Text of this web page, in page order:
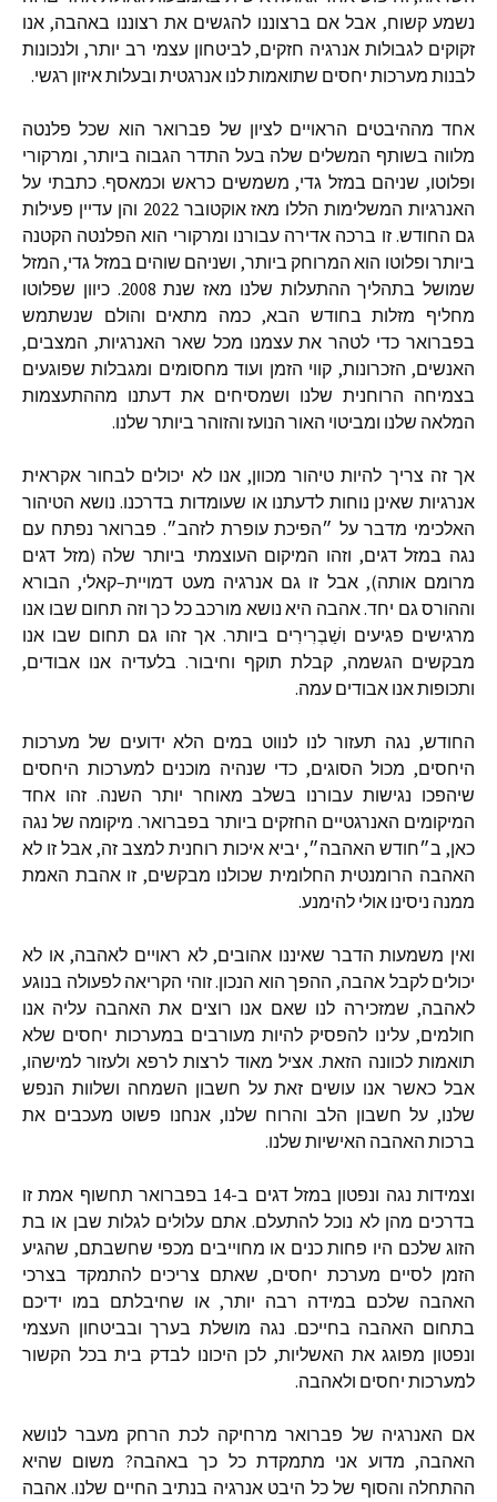
נשמע קשוח, אבל אם ברצוננו להגשים את רצוננו באהבה, אנו
זקוקים לגבולות אנרגיה חזקים,לביטחון עצמי רב יותר, ולנכונות
לבנות מערכות יחסים שתואמותלנו אנרגטית ובעלותאיזון רגשי.
אחד מההיבטים הראויים לציון של פברואר הוא שכל פלנטה
מלווה בשותף המשלים שלה בעל התדר הגבוה ביותר, ומרקורי
ופלוטו, שניהם במזל גדי, משמשים כראש וכמאסף.כתבתי על
האנרגיות המשלימות הללו מאז אוקטובר 2022 והן עדיין פעילות
גם החודש.זו ברכה אדירה עבורנו ומרקורי הוא הפלנטה הקטנה
ביותר ופלוטו הוא המרוחק ביותר, ושניהם שוהים במזל גדי, המזל
שמושל בתהליך ההתעלות שלנו מאז שנת2008. כיוון שפלוטו
מחליף מזלות בחודש הבא, כמה מתאים והולם שנשתמש
בפברואר כדי לטהר את עצמנו מכל שאר האנרגיות, המצבים,
האנשים, הזכרונות, קווי הזמן ועוד מחסומים ומגבלות שפוגעים
בצמיחה הרוחנית שלנו ושמסיחים את דעתנו מההתעצמות
המלאה שלנו ומביטוי האור הנועז והזוהר ביותר שלנו.
אך זה צריך להיות טיהור מכוון,אנו לא יכולים לבחור אקראית
אנרגיות שאינן נוחות לדעתנו או שעומדות בדרכנו. נושא הטיהור
האלכימי מדבר על ״הפיכת עופרת לזהב״. פברואר נפתח עם
נגה במזל דגים, וזהו המיקום העוצמתי ביותר שלה (מזל דגים
מרומם אותה),אבל זו גם אנרגיה מעט דמויית–קאלי, הבורא
וההורסגם יחד.אהבה היא נושא מורכבכל כך וזה תחום שבו אנו
מרגישים פגיעים ושַׁבְרִירִים ביותר. אך זהו גם תחום שבו אנו
מבקשים הגשמה, קבלת תוקף וחיבור. בלעדיה אנו אבודים,
ותכופותאנו אבודים עמה.
החודש, נגה תעזור לנו לנווט במים הלא ידועים של מערכות
היחסים, מכול הסוגים, כדי שנהיה מוכנים למערכות היחסים
שיהפכו נגישות עבורנו בשלב מאוחר יותר השנה.זהו אחד
המיקומים האנרגטיים החזקים ביותר בפברואר. מיקומה של נגה
כאן, ב״חודש האהבה״, יביא איכות רוחנית למצב זה, אבל זו לא
האהבה הרומנטית החלומית שכולנו מבקשים, זו אהבת האמת
ממנה ניסינו אולי להימנע.
ואין משמעות הדבר שאיננו אהובים,לא ראויים לאהבה,או לא
יכולים לקבל אהבה, ההפך הוא הנכון.זוהי הקריאה לפעולה בנוגע
לאהבה, שמזכירה לנו שאם אנו רוצים את האהבה עליה אנו
חולמים,עלינו להפסיק להיות מעורבים במערכות יחסים שלא
תואמות לכוונה הזאת.אציל מאוד לרצות לרפא ולעזור למישהו,
אבל כאשר אנו עושים זאת על חשבון השמחה ושלוות הנפש
שלנו, על חשבון הלב והרוח שלנו, אנחנו פשוט מעכבים את
ברכות האהבה האישיות שלנו.
וצמידות נגה ונפטון במזל דגים ב-14 בפברואר תחשוף אמת זו
בדרכים מהן לא נוכל להתעלם.אתם עלולים לגלות שבן או בת
הזוג שלכם היו פחות כנים או מחוייבים מכפי שחשבתם, שהגיע
הזמן לסיים מערכת יחסים, שאתם צריכים להתמקד בצרכי
האהבה שלכם במידה רבה יותר, או שחיבלתם במו ידיכם
בתחום האהבה בחייכם. נגה מושלת בערך ובביטחון העצמי
ונפטון מפוגג את האשליות, לכן היכונו לבדק בית בכל הקשור
למערכות יחסים ולאהבה.
אם האנרגיה של פברואר מרחיקה לכת הרחק מעבר לנושא
האהבה, מדוע אני מתמקדת כל כך באהבה? משום שהיא
ההתחלה והסוף של כל היבט אנרגיה בנתיב החיים שלנו. אהבה